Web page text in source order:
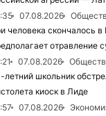
07.08.2026
человека скончалось
отравление
07.08.2026
летний школьник
киоск в Лиде
07.08.2026